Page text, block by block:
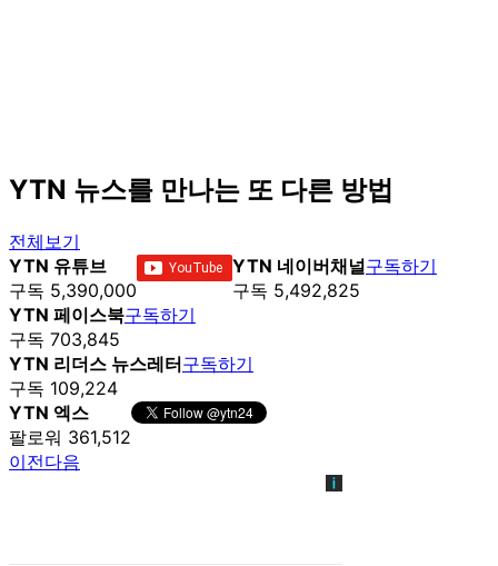
YTN 뉴스를 만나는 또 다른 방법
전체보기
YTN 유튜브
구독 5,390,000
YTN 네이버채널
구독 5,492,825
구독하기
YTN 페이스북
구독 703,845
구독하기
YTN 리더스 뉴스레터
구독 109,224
구독하기
YTN 엑스
팔로워 361,512
이전다음